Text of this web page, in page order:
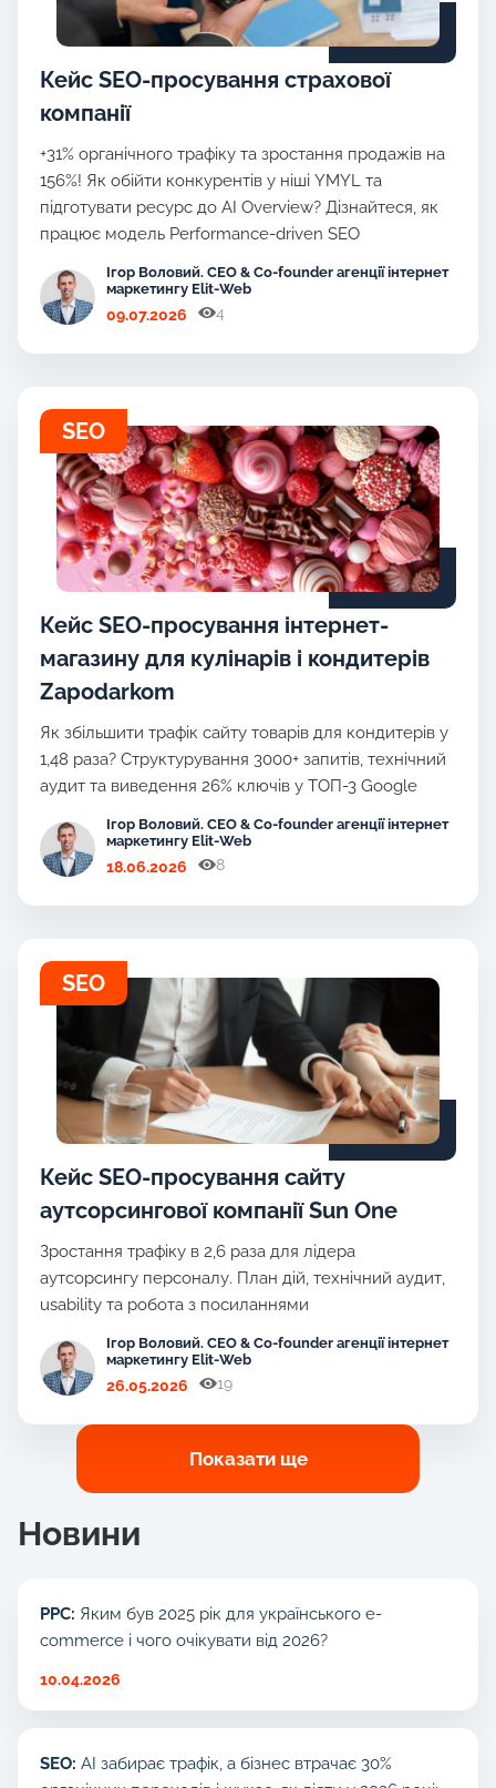
Кейс SEO-просування страхової
компанії
+31% органічного трафіку та зростання продажів на
156%! Як обійти конкурентів у ніші YMYL та
підготувати ресурс до AI Overview? Дізнайтеся, як
працює модель Performance-driven SEO
Ігор Воловий. CEO & Co-founder агенції інтернет
маркетингу Elit-Web
09.07.2026 4
SEO
Кейс SEO-просування інтернет-
магазину для кулінарів і кондитерів
Zapodarkom
Як збільшити трафік сайту товарів для кондитерів у
1,48 раза? Структурування 3000+ запитів, технічний
аудит та виведення 26% ключів у ТОП-3 Google
Ігор Воловий. CEO & Co-founder агенції інтернет
маркетингу Elit-Web
18.06.2026 8
SEO
Кейс SEO-просування сайту
аутсорсингової компанії Sun One
Зростання трафіку в 2,6 раза для лідера
аутсорсингу персоналу. План дій, технічний аудит,
usability та робота з посиланнями
Ігор Воловий. CEO & Co-founder агенції інтернет
маркетингу Elit-Web
26.05.2026 19
Новини
PPC: Яким був 2025 рік для українського e-
commerce і чого очікувати від 2026?
10.04.2026
SEO: AI забирає трафік, а бізнес втрачає 30%
Показати ще